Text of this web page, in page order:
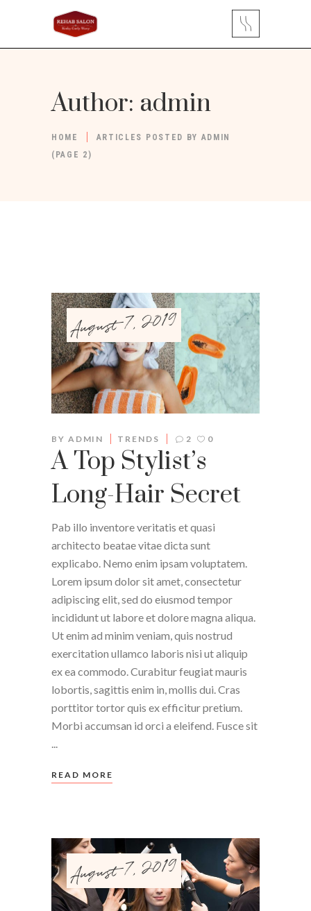
Author: admin
HOME
ARTICLES POSTED BY ADMIN
(PAGE 2)
August 7, 2019
BY ADMIN TRENDS 2 0
A Top Stylist’s
Long-Hair Secret
Pab illo inventore veritatis et quasi
architecto beatae vitae dicta sunt
explicabo. Nemo enim ipsam voluptatem.
Lorem ipsum dolor sit amet, consectetur
adipiscing elit, sed do eiusmod tempor
incididunt ut labore et dolore magna aliqua.
Ut enim ad minim veniam, quis nostrud
exercitation ullamco laboris nisi ut aliquip
ex ea commodo. Curabitur feugiat mauris
lobortis, sagittis enim in, mollis dui. Cras
porttitor tortor quis ex efficitur pretium.
Morbi accumsan id orci a eleifend. Fusce sit
READ MORE
August 7, 2019